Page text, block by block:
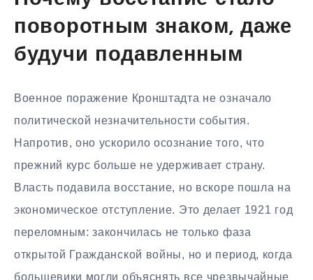
поворотным знаком, даже
будучи подавленным
Военное поражение Кронштадта не означало
политической незначительности события.
Напротив, оно ускорило осознание того, что
прежний курс больше не удерживает страну.
Власть подавила восстание, но вскоре пошла на
экономическое отступление. Это делает 1921 год
переломным: закончилась не только фаза
открытой Гражданской войны, но и период, когда
большевики могли объяснять все чрезвычайные